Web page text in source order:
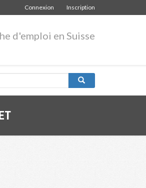
Inscription
Connexion
d'emploi en Suisse